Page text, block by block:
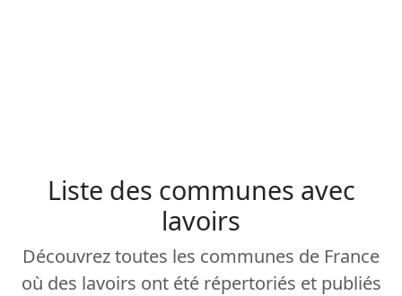
Liste des communes avec
lavoirs
Découvrez toutes les communes de France
où des lavoirs ont été répertoriés et publiés